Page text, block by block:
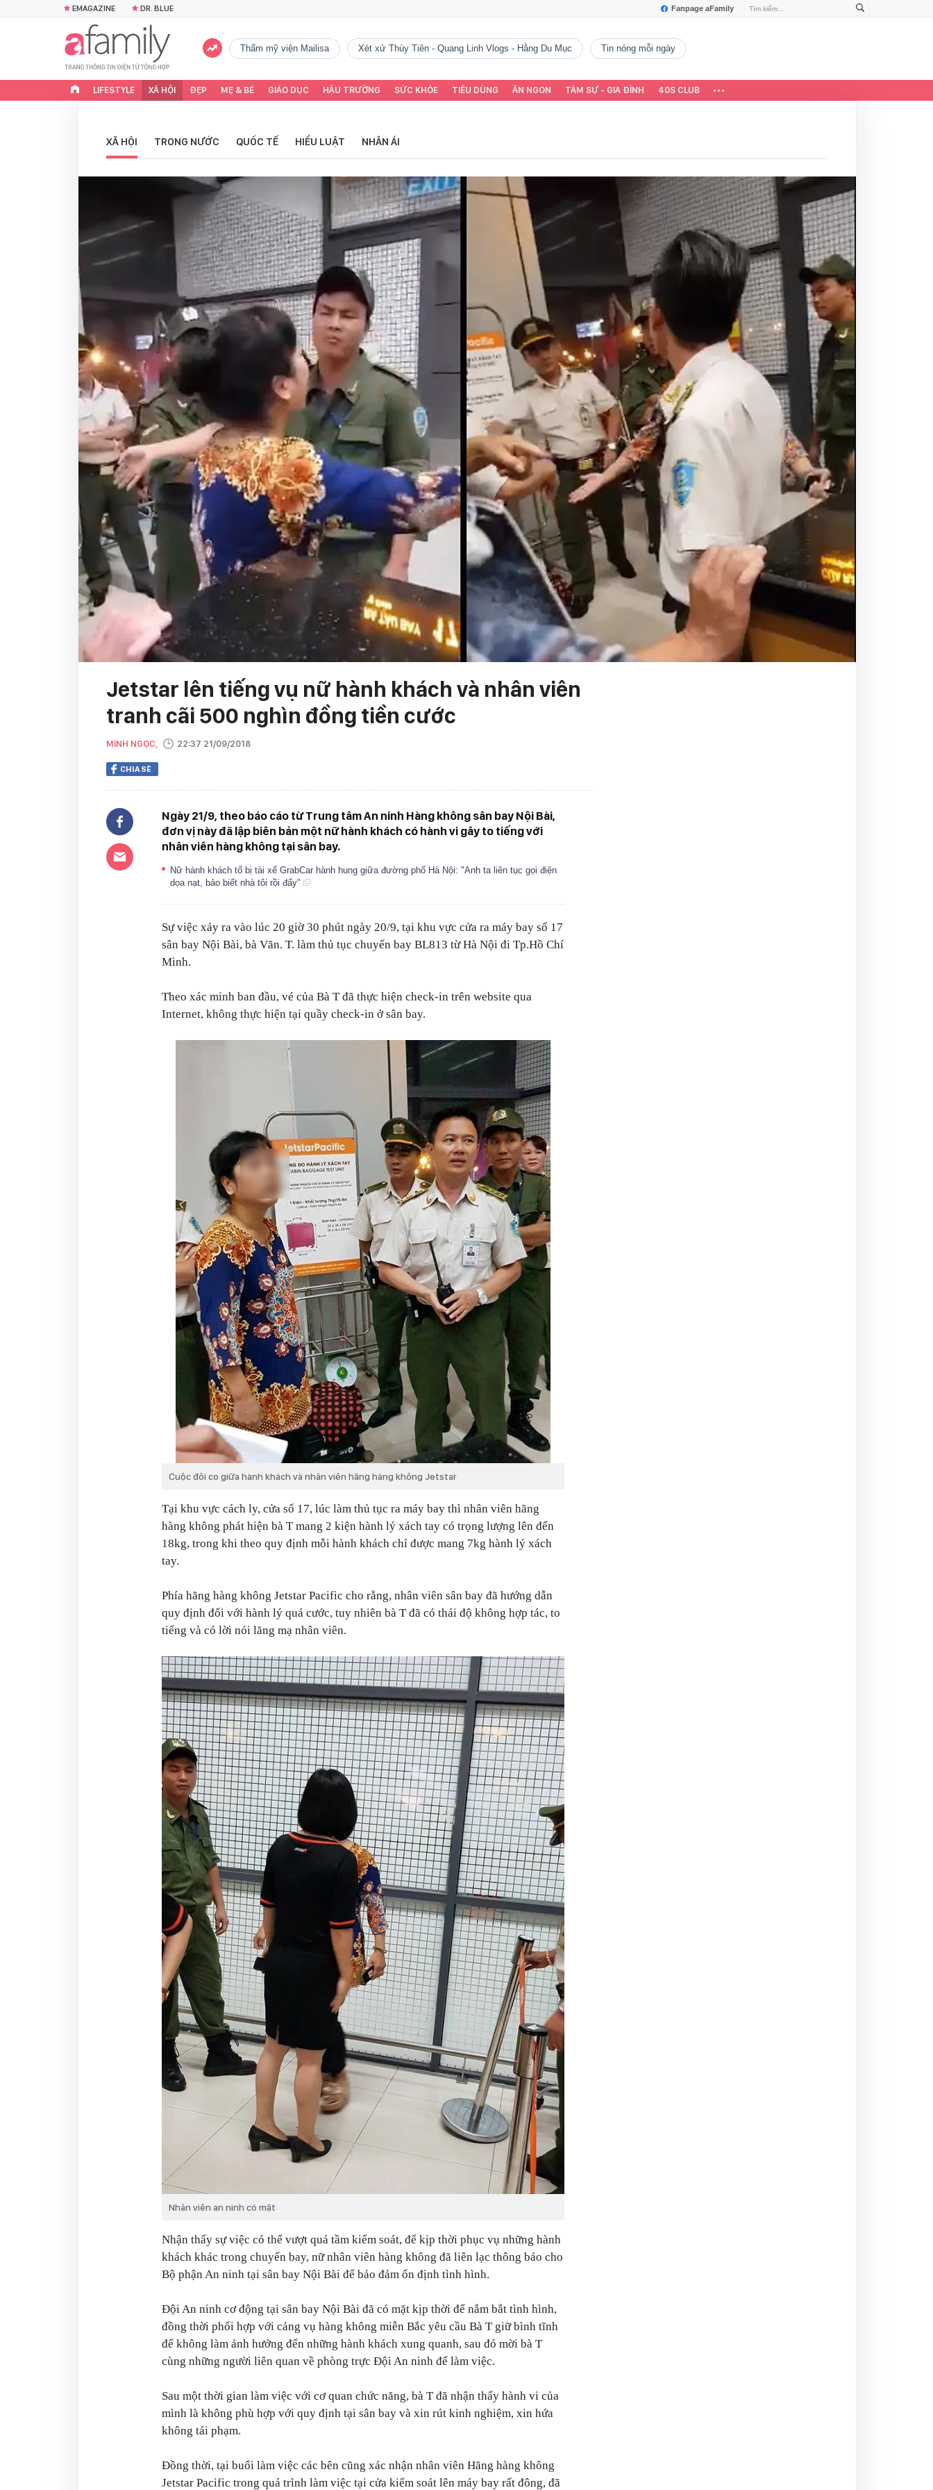
Fanpage aFamily
EMAGAZINE DR. BLUE
Thẩm mỹ viện Mailisa Xét xử Thùy Tiên - Quang Linh Vlogs - Hằng Du Mục tin nóng mỗi ngày
LIFESTYLE XÃ HỘI ĐẸP MẸ & BÉ GIÁO DỤC HẬU TRƯỜNG SỨC KHỎE TIÊU DÙNG ĂN NGON TÂM SỰ - GIA ĐÌNH 40S CLUB
XÃ HỘI TRONG NƯỚC QUỐC TẾ HIỂU LUẬT NHÂN ÁI
Jetstar lên tiếng vụ nữ hành khách và nhân viên
tranh cãi 500 nghìn đồng tiền cước
MINH NGỌC, 22:37 21/09/2018
CHIA SẺ
Ngày 21/9, theo báo cáo từ Trung tâm An ninh Hàng không sân bay Nội Bài,
đơn vị này đã lập biên bản một nữ hành khách có hành vi gây to tiếng với
nhân viên hàng không tại sân bay.
Nữ hành khách tố bị tài xế GrabCar hành hung giữa đường phố Hà Nội: "Anh ta liên tục gọi điện
dọa nạt, bảo biết nhà tôi rồi đấy"
Sự việc xảy ra vào lúc 20 giờ 30 phút ngày 20/9, tại khu vực cửa ra máy bay số 17
sân bay Nội Bài, bà Văn. T. làm thủ tục chuyến bay BL813 từ Hà Nội đi Tp.Hồ Chí
Minh.
Theo xác minh ban đầu, vé của Bà T đã thực hiện check-in trên website qua
Internet, không thực hiện tại quầy check-in ở sân bay.
Cuộc đôi co giữa hành khách và nhân viên hãng hàng không Jetstar
Tại khu vực cách ly, cửa số 17, lúc làm thủ tục ra máy bay thì nhân viên hãng
hàng không phát hiện bà T mang 2 kiện hành lý xách tay có trọng lượng lên đến
18kg, trong khi theo quy định mỗi hành khách chỉ được mang 7kg hành lý xách
tay.
Phía hãng hàng không Jetstar Pacific cho rằng, nhân viên sân bay đã hướng dẫn
quy định đối với hành lý quá cước, tuy nhiên bà T đã có thái độ không hợp tác, to
tiếng và có lời nói lăng mạ nhân viên.
Nhân viên an ninh có mặt
Nhận thấy sự việc có thể vượt quá tầm kiểm soát, để kịp thời phục vụ những hành
khách khác trong chuyến bay, nữ nhân viên hàng không đã liên lạc thông báo cho
Bộ phận An ninh tại sân bay Nội Bài để bảo đảm ổn định tình hình.
Đội An ninh cơ động tại sân bay Nội Bài đã có mặt kịp thời để nắm bắt tình hình,
đồng thời phối hợp với cảng vụ hàng không miễn Bắc yêu cầu Bà T giữ bình tĩnh
để không làm ảnh hưởng đến những hành khách xung quanh, sau đó mời bà T
cùng những người liên quan về phòng trực Đội An ninh để làm việc.
Sau một thời gian làm việc với cơ quan chức năng, bà T đã nhận thấy hành vi của
mình là không phù hợp với quy định tại sân bay và xin rút kinh nghiệm, xin hứa
không tái phạm.
Đồng thời, tại buổi làm việc các bên cũng xác nhận nhân viên Hãng hàng không
Jetstar Pacific trong quá trình làm việc tại cửa kiểm soát lên máy bay rất đông, đã